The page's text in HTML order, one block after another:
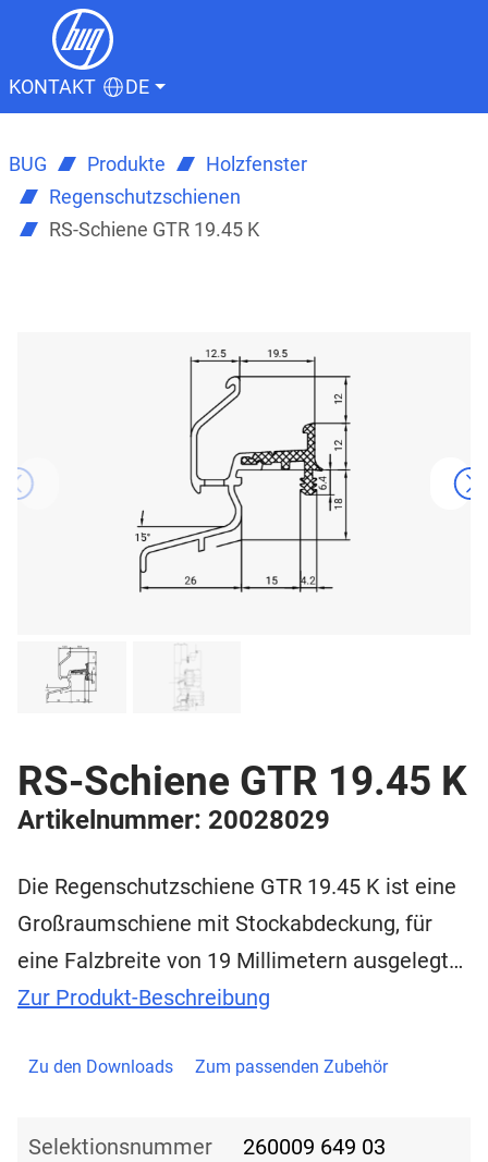
KONTAKT DE
BUG Produkte
Holzfenster
Regenschutzschienen
RS-Schiene GTR 19.45 K
RS-Schiene GTR 19.45 K
Artikelnummer: 20028029
Die Regenschutzschiene GTR 19.45 K ist eine
Großraumschiene mit Stockabdeckung, für
eine Falzbreite von 19 Millimetern ausgelegt…
Zur Produkt-Beschreibung
Zu den Downloads Zum passenden Zubehör
Selektionsnummer 260009 649 03